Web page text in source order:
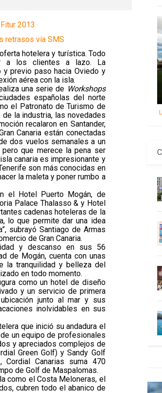
2013
retrasos vía SMS
hotelera y turística. Todo
a los clientes a lazo. La
y previo paso hacia Oviedo y
aérea con la isla.
una serie de Workshops
españolas del norte
el Patronato de Turismo de
la industria, las novedades
recalaron en Santander,
Canaria están conectadas
dos vuelos semanales a un
que merece la pena ser
canaria es impresionante y
son más conocidas en
la maleta y poner rumbo a
el Hotel Puerto Mogán, de
Palace Thalasso & y Hotel
cadenas hoteleras de la
lo que permite dar una idea
subrayó Santiago de Armas
de Gran Canaria.
y descanso en sus 56
de Mogán, cuenta con unas
la tranquilidad y belleza del
en todo momento.
como un hotel de diseño
y un servicio de primera
junto al mar y sus
inolvidables en sus
que inició su andadura el
un equipo de profesionales
y apreciados complejos de
Green Golf) y Sandy Golf
Cordial Canarias suma 470
de Golf de Maspalomas.
como el Costa Meloneras, el
cubren todo el abanico de